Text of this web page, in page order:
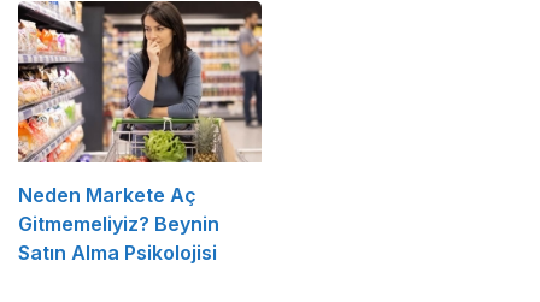
Neden Markete Aç
Gitmemeliyiz? Beynin
Satın Alma Psikolojisi